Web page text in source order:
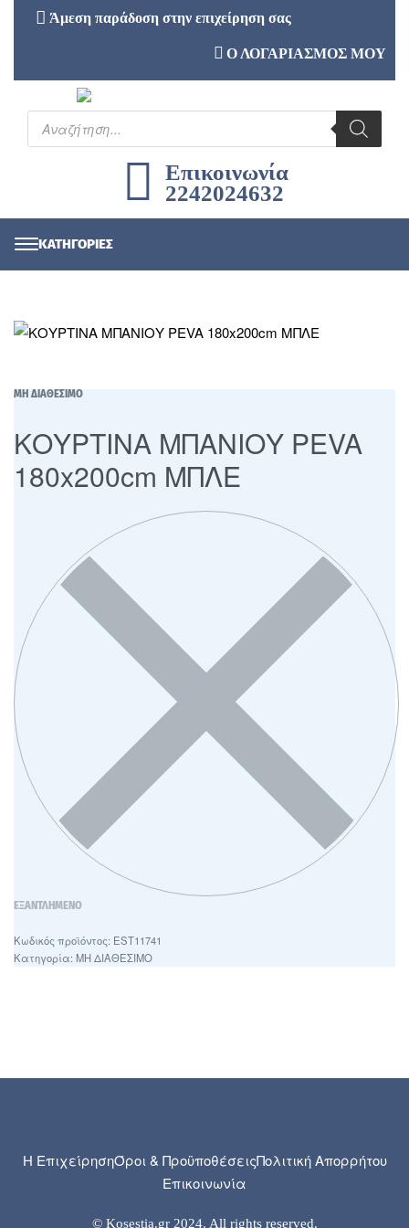
Άμεση παράδοση στην επιχείρηση σας
Ο ΛΟΓΑΡΙΑΣΜΟΣ ΜΟΥ
Επικοινωνία
2242024632
ΜΗ ΔΙΑΘΕΣΙΜΟ
ΚΟΥΡΤΙΝΑ ΜΠΑΝΙΟΥ PEVA
180x200cm ΜΠΛΕ
ΕΞΑΝΤΛΗΜΈΝΟ
EST11741
Κατηγορία: ΜΗ ΔΙΑΘΕΣΙΜΟ
Η ΕπιχείρησηΌροι & ΠροϋποθέσειςΠολιτική Απορρήτου
Επικοινωνία
© Kosestia.gr 2024. All rights reserved.